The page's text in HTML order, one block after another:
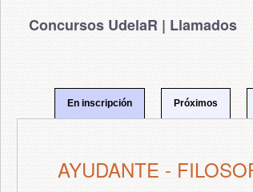
Concursos UdelaR | Llamados
En inscripción Próximos
AYUDANTE -